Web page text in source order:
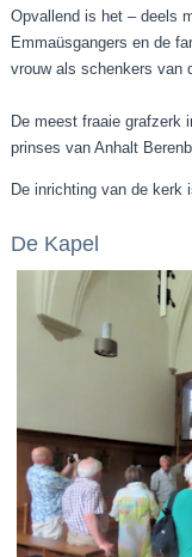
Opvallend is het – deels
Emmaüsgangers en de
vrouw als schenkers van
De meest fraaie grafzerk
prinses van Anhalt
De inrichting van de kerk
De Kapel